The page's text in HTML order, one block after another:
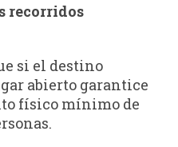
recorridos
si el destino
abierto garantice
físico mínimo de